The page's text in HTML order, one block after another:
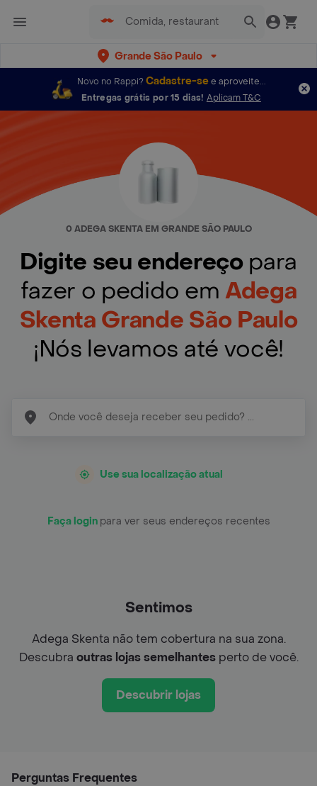
Grande São Paulo
Novo no Rappi? Cadastre-se e aproveite...
Entregas grátis por 15 dias! Aplicam T&C
0 ADEGA SKENTA EM GRANDE SÃO PAULO
Digite seu endereço para
fazer o pedido em Adega
Skenta Grande São Paulo
¡Nós levamos até você!
Use sua localização atual
Faça login para ver seus endereços recentes
Sentimos
Adega Skenta não tem cobertura na sua zona.
Descubra outras lojas semelhantesperto de você.
Descubrir lojas
Perguntas Frequentes